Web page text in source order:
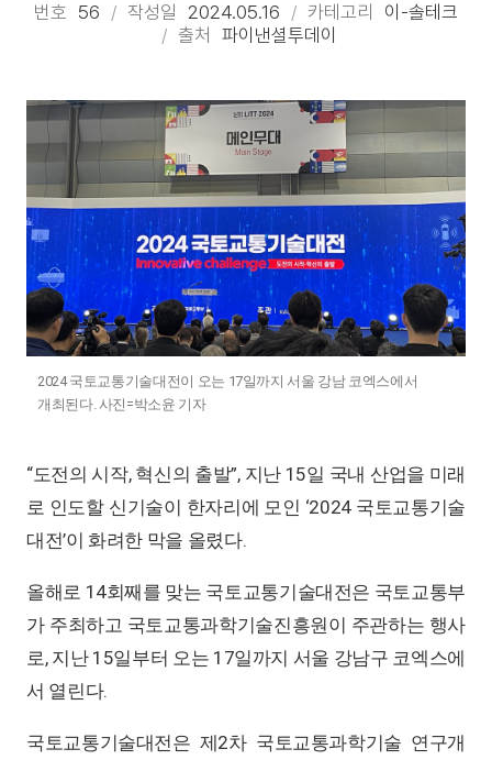
번호 56 작성일 2024.05.16 카테고리
이-솔테크
출처
파이낸셜투데이
2024 국토교통기술대전이 오는 17일까지 서울 강남 코엑스에서
개최된다. 사진=박소윤 기자
“도전의 시작, 혁신의 출발”, 지난 15일 국내 산업을 미래
로 인도할 신기술이 한자리에 모인 ‘2024 국토교통기술
대전’이 화려한 막을 올렸다.
올해로 14회째를 맞는 국토교통기술대전은 국토교통부
가 주최하고 국토교통과학기술진흥원이 주관하는 행사
로, 지난 15일부터 오는 17일까지 서울 강남구 코엑스에
서 열린다.
국토교통기술대전은 제2차 국토교통과학기술 연구개